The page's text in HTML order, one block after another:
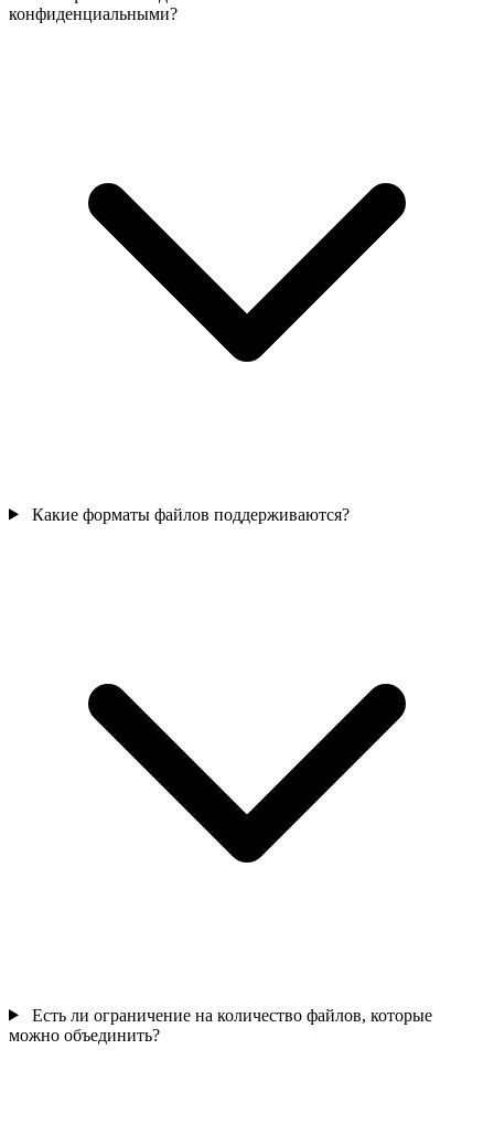
конфиденциальными?
Какие форматы файлов поддерживаются?
Есть ли ограничение на количество файлов, которые
можно объединить?